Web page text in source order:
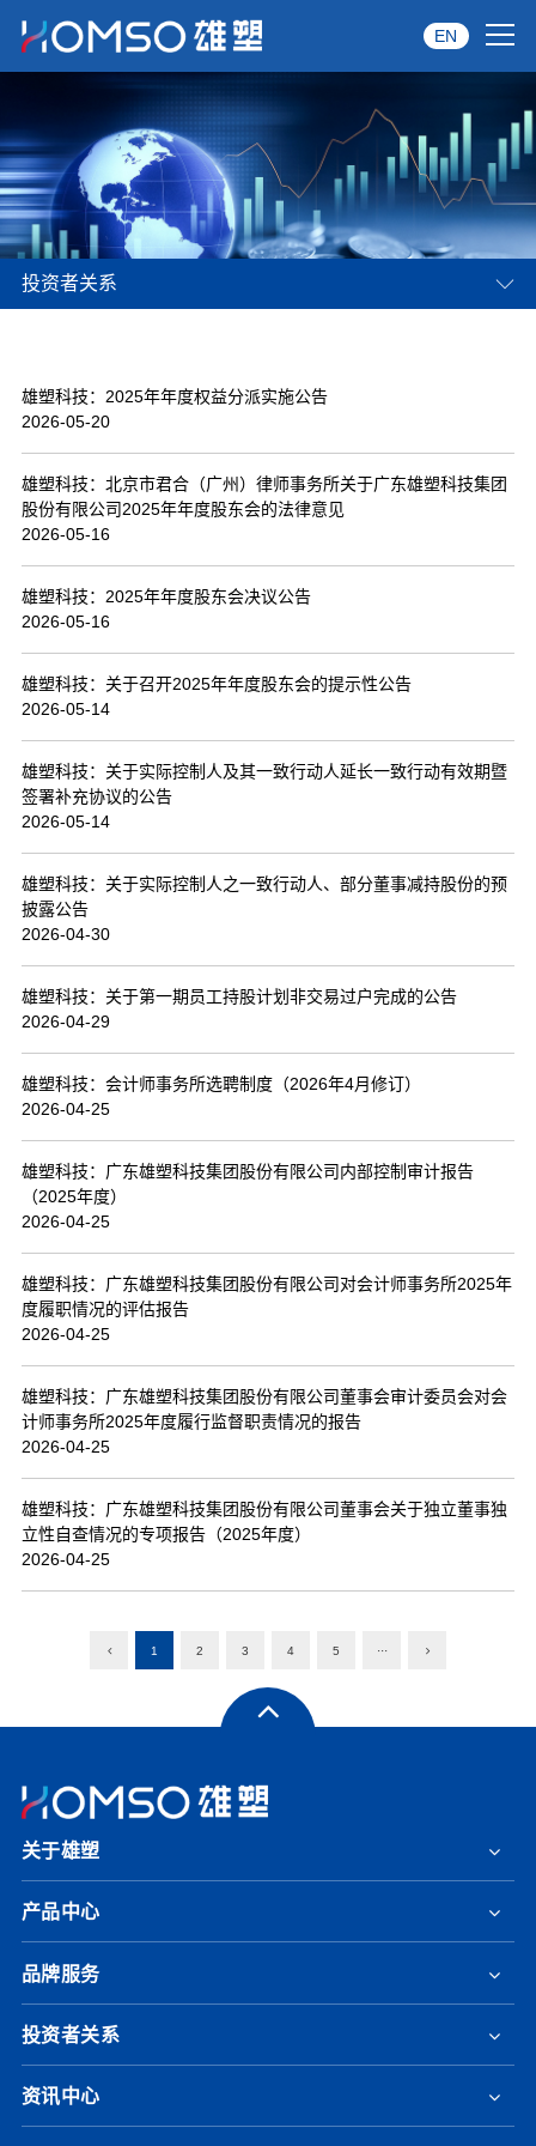
关于雄塑
产品中心
品牌服务
资讯中心
经典案例
联系我们
EN
投资者关系
雄塑科技：2025年年度权益分派实施公告
2026-05-20
雄塑科技：北京市君合（广州）律师事务所关于广东雄塑科技集团
股份有限公司2025年年度股东会的法律意见
2026-05-16
雄塑科技：2025年年度股东会决议公告
2026-05-16
雄塑科技：关于召开2025年年度股东会的提示性公告
2026-05-14
雄塑科技：关于实际控制人及其一致行动人延长一致行动有效期暨
签署补充协议的公告
2026-05-14
雄塑科技：关于实际控制人之一致行动人、部分董事减持股份的预
披露公告
2026-04-30
雄塑科技：关于第一期员工持股计划非交易过户完成的公告
2026-04-29
雄塑科技：会计师事务所选聘制度（2026年4月修订）
2026-04-25
雄塑科技：广东雄塑科技集团股份有限公司内部控制审计报告
（2025年度）
2026-04-25
雄塑科技：广东雄塑科技集团股份有限公司对会计师事务所2025年
度履职情况的评估报告
2026-04-25
雄塑科技：广东雄塑科技集团股份有限公司董事会审计委员会对会
计师事务所2025年度履行监督职责情况的报告
2026-04-25
雄塑科技：广东雄塑科技集团股份有限公司董事会关于独立董事独
立性自查情况的专项报告（2025年度）
2026-04-25
1 2 3 4 5 ···
关于雄塑
产品中心
品牌服务
投资者关系
资讯中心